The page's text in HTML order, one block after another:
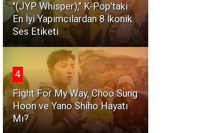
"(JYP Whisper)," K-Pop'taki
En İyi Yapımcılardan 8 İkonik
Ses Etiketi
4
Fight For My Way, Choo Sung
Hoon ve Yano Shiho Hayatı
Mı?